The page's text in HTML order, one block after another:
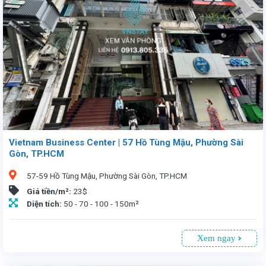
Vietnam Business Center | 57 Hồ Tùng Mậu, Phường Sài
Gòn, TP.HCM
57-59 Hồ Tùng Mậu, Phường Sài Gòn, TP.HCM
Giá tiền/m²: 23$
Diện tích: 50 - 70 - 100 - 150m²
Xem ngay